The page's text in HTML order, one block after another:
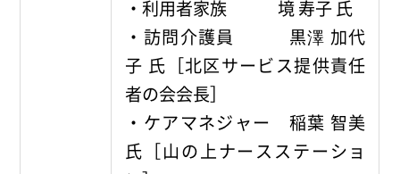
・利用者家族 境 寿子 氏
・訪問介護員 黒澤 加代
子 氏［北区サービス提供責任
者の会会長］
・ケアマネジャー 稲葉 智美
氏［山の上ナースステーショ